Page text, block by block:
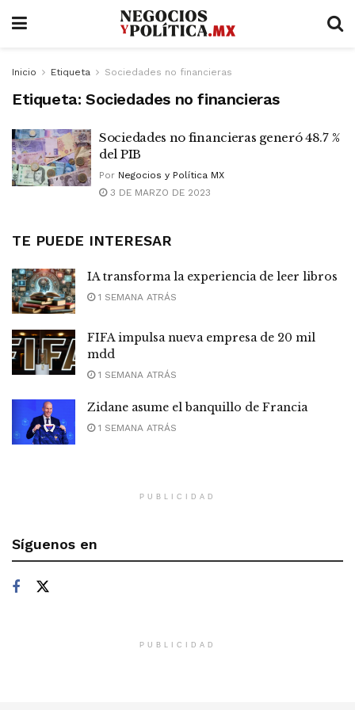
Inicio Etiqueta Sociedades no financieras
Etiqueta: Sociedades no financieras
Sociedades no financieras generó 48.7 %
del PIB
Por Negocios y Política MX
3 DE MARZO DE 2023
TE PUEDE INTERESAR
IA transforma la experiencia de leer libros
1 SEMANA ATRÁS
FIFA impulsa nueva empresa de 20 mil
mdd
1 SEMANA ATRÁS
Zidane asume el banquillo de Francia
1 SEMANA ATRÁS
PUBLICIDAD
Síguenos en
PUBLICIDAD